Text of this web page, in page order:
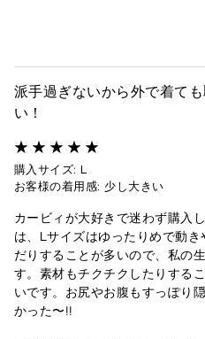
派手過ぎないから外で着て
い！
購入サイズ: L
お客様の着用感: 少し大きい
カービィが大好きで迷わず購入
は、Lサイズはゆったりめで動
だりすることが多いので、私の
す。素材もチクチクしたりする
いです。お尻やお腹もすっぽり
かった〜!!